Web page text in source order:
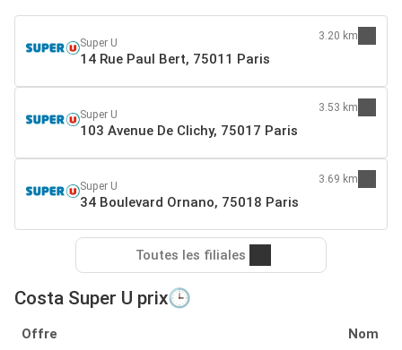
Super U
14 Rue Paul Bert, 75011 Paris
3.20 km
Super U
103 Avenue De Clichy, 75017 Paris
3.53 km
Super U
34 Boulevard Ornano, 75018 Paris
3.69 km
Toutes les filiales
Costa Super U prix🕒
Offre Nom